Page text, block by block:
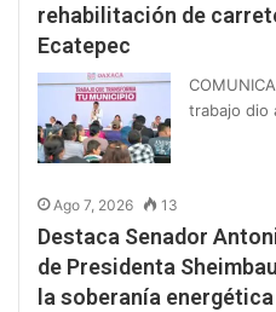
rehabilitación de
Ecatepec
trabajo dio
Ago 7, 2026 13
Destaca Senador
de Presidenta
la soberanía energética